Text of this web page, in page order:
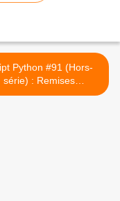
Python #91 (Hors-
série) : Remises
sous